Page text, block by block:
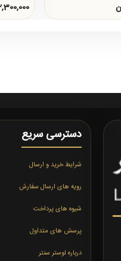
دسترسی سریع
شرایط خرید و ارسال
رویه های ارسال سفارش
شیوه های پرداخت
پرسش های متداول
درباره لوستر سنتر